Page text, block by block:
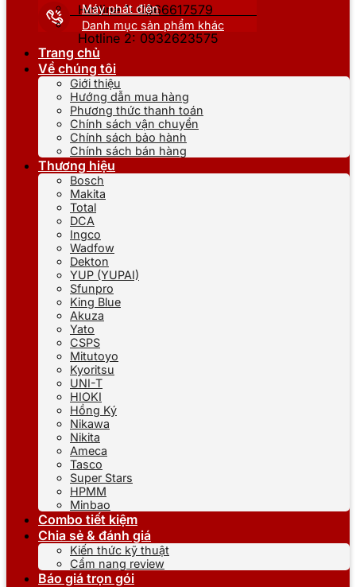
Hotline 1: 0866617579
Hotline 2: 0932623575
Máy phát điện
Danh mục sản phẩm khác
Trang chủ
Về chúng tôi
Giới thiệu
Hướng dẫn mua hàng
Phương thức thanh toán
Chính sách vận chuyển
Chính sách bảo hành
Chính sách bán hàng
Thương hiệu
Bosch
Makita
Total
DCA
Ingco
Wadfow
Dekton
YUP (YUPAI)
Sfunpro
King Blue
Akuza
Yato
CSPS
Mitutoyo
Kyoritsu
UNI-T
HIOKI
Hồng Ký
Nikawa
Nikita
Ameca
Tasco
Super Stars
HPMM
Minbao
Combo tiết kiệm
Chia sẻ & đánh giá
Kiến thức kỹ thuật
Cẩm nang review
Báo giá trọn gói